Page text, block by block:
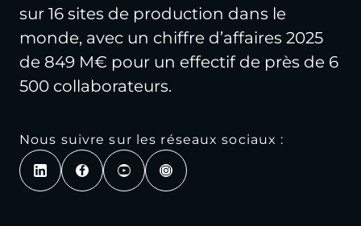
sur 16 sites de production dans le
monde, avec un chiffre d’affaires 2025
de 849 M€ pour un effectif de près de 6
500 collaborateurs.
Nous suivre sur les réseaux sociaux :